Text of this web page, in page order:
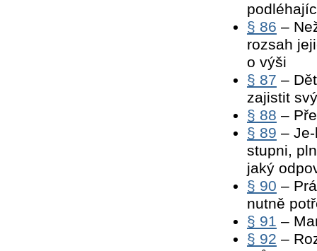
§ 86 –
rozsah
o výši
§ 87 –
zajistit
§ 88 –
§ 89 –
stupni,
jaký
§ 90 –
nutně
§ 91 –
§ 92 –